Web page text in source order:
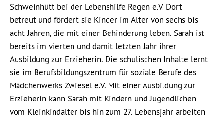
Schweinhütt bei der Lebenshilfe Regen e.V. Dort
betreut und fördert sie Kinder im Alter von sechs bis
acht Jahren, die mit einer Behinderung leben. Sarah ist
bereits im vierten und damit letzten Jahr ihrer
Ausbildung zur Erzieherin. Die schulischen Inhalte lernt
sie im Berufsbildungszentrum für soziale Berufe des
Mädchenwerks Zwiesel e.V. Mit einer Ausbildung zur
Erzieherin kann Sarah mit Kindern und Jugendlichen
vom Kleinkindalter bis hin zum 27. Lebensjahr arbeiten